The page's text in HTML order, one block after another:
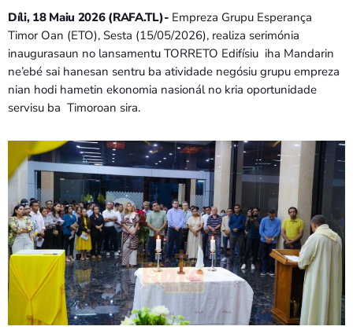
7:00 AM - 9:00 AM
Bom dia RAFA
7:00 AM - 10:00 AM
Díli, 18 Maiu 2026 (RAFA.TL)- Empreza Grupu Esperança
Timor Oan (ETO), Sesta (15/05/2026), realiza serimónia
inaugurasaun no lansamentu TORRETO Edifísiu iha Mandarin
ne’ebé sai hanesan sentru ba atividade negósiu grupu empreza
nian hodi hametin ekonomia nasionál no kria oportunidade
servisu ba Timoroan sira.